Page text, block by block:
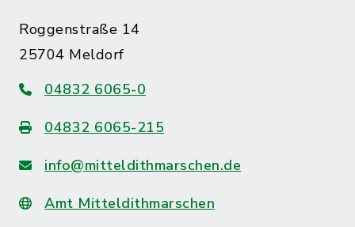
Roggenstraße 14
25704 Meldorf
04832 6065-0
04832 6065-215
info@mitteldithmarschen.de
Amt Mitteldithmarschen